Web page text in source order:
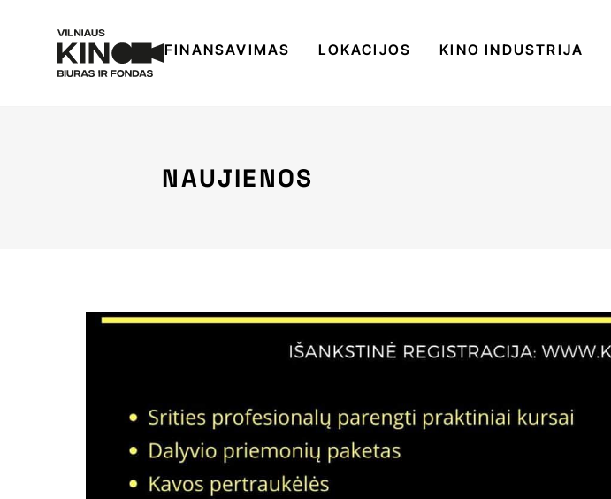
FINANSAVIMAS LOKACIJOS KINO INDUSTRIJA
NAUJIENOS